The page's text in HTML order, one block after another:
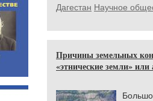
Дагестан Научное
Причины земельных
«этнические земли»